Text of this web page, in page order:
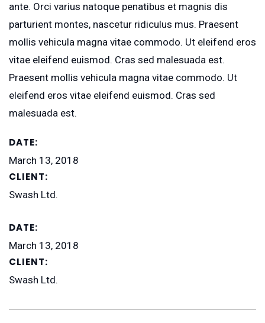
ante. Orci varius natoque penatibus et magnis dis
parturient montes, nascetur ridiculus mus. Praesent
mollis vehicula magna vitae commodo. Ut eleifend eros
vitae eleifend euismod. Cras sed malesuada est.
Praesent mollis vehicula magna vitae commodo. Ut
eleifend eros vitae eleifend euismod. Cras sed
malesuada est.
DATE:
March 13, 2018
CLIENT:
Swash Ltd.
DATE:
March 13, 2018
CLIENT:
Swash Ltd.